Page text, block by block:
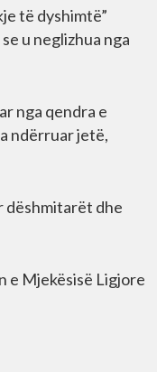
të dyshimtë”
u neglizhua nga
nga qendra e
ndërruar jetë,
dëshmitarët dhe
e Mjekësisë Ligjore